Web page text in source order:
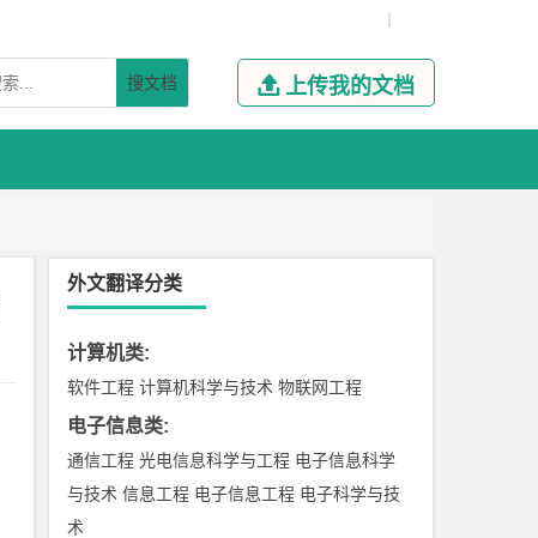
|
搜文档  上传我的文档
外文翻译分类
计算机类:
软件工程 计算机科学与技术 物联网工程
电子信息类:
通信工程 光电信息科学与工程 电子信息科学
与技术 信息工程 电子信息工程 电子科学与技
术